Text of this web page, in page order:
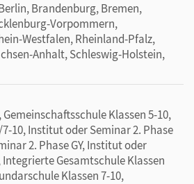
Brandenburg, Bremen,
Vorpommern,
Westfalen, Rheinland-Pfalz,
Anhalt, Schleswig-Holstein,
Klassen 5-10,
10, Institut oder Seminar 2. Phase
2. Phase GY, Institut oder
Integrierte Gesamtschule Klassen
Klassen 7-10,